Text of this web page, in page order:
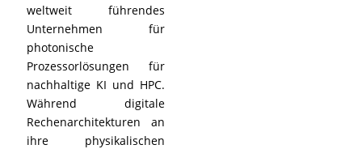
weltweit führendes
Unternehmen für
photonische
Prozessorlösungen für
nachhaltige KI und HPC.
Während digitale
Rechenarchitekturen an
ihre physikalischen